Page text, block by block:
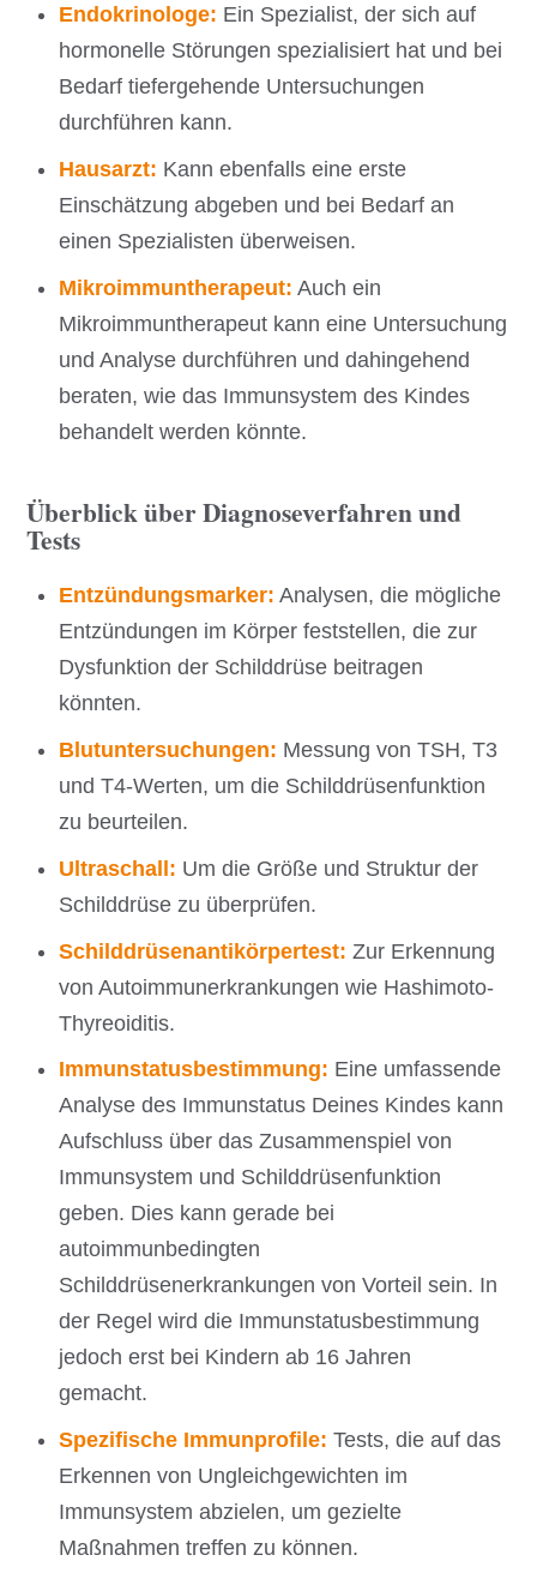
Endokrinologe: Ein Spezialist, der sich auf
hormonelle Störungen spezialisiert hat und bei
Bedarf tiefergehende Untersuchungen
durchführen kann.
Hausarzt: Kann ebenfalls eine erste
Einschätzung abgeben und bei Bedarf an
einen Spezialisten überweisen.
Mikroimmuntherapeut: Auch ein
Mikroimmuntherapeut kann eine Untersuchung
und Analyse durchführen und dahingehend
beraten, wie das Immunsystem des Kindes
behandelt werden könnte.
Überblick über Diagnoseverfahren und
Tests
Entzündungsmarker: Analysen, die mögliche
Entzündungen im Körper feststellen, die zur
Dysfunktion der Schilddrüse beitragen
könnten.
Blutuntersuchungen: Messung von TSH, T3
und T4-Werten, um die Schilddrüsenfunktion
zu beurteilen.
Ultraschall: Um die Größe und Struktur der
Schilddrüse zu überprüfen.
Schilddrüsenantikörpertest:Zur Erkennung
von Autoimmunerkrankungen wie Hashimoto-
Thyreoiditis.
Immunstatusbestimmung: Eine umfassende
Analyse des Immunstatus Deines Kindes kann
Aufschluss über das Zusammenspiel von
Immunsystem und Schilddrüsenfunktion
geben. Dies kann gerade bei
autoimmunbedingten
Schilddrüsenerkrankungen von Vorteil sein. In
der Regel wird die Immunstatusbestimmung
jedoch erst bei Kindern ab 16 Jahren
gemacht.
Spezifische Immunprofile:Tests, die auf das
Erkennen von Ungleichgewichten im
Immunsystem abzielen, um gezielte
Maßnahmen treffen zu können.